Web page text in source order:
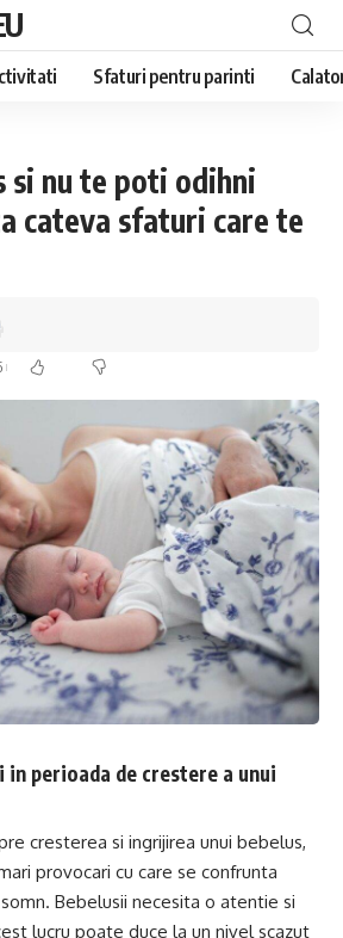
Sfaturi pentru parinti
si nu te poti odihni
cateva sfaturi care te
perioada de crestere a unui
cresterea si ingrijirea unui bebelus,
provocari cu care se confrunta
Bebelusii necesita o atentie si
lucru poate duce la un nivel scazut